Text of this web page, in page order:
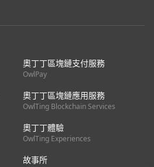
奧丁丁區塊鏈支付服務
OwlPay
奧丁丁區塊鏈應用服務
OwlTing Blockchain Services
奧丁丁體驗
OwlTing Experiences
故事所